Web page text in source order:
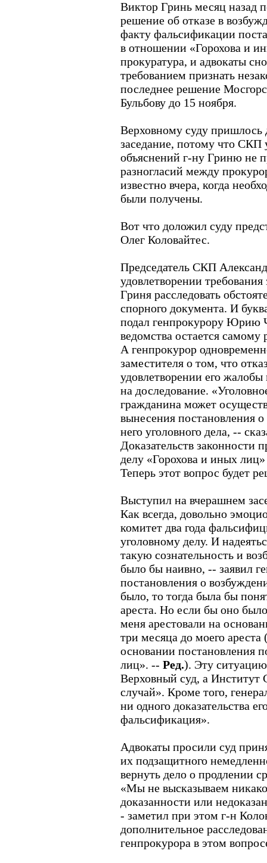
Виктор Гринь месяц назад
решение об отказе в
факту фальсификации
в отношении «Горохова и
прокуратура, и адвокаты
требованием признать
последнее решение
Бульбову до 15 ноября.
Верховному суду пришлось
заседание, потому что
объяснений г-ну Гриню не
разногласий между
известно вчера, когда
были получены.
Вот что доложил суду
Олег Коловайтес.
Председатель СКП
удовлетворении
Гриня расследовать
спорного документа. И
подал генпрокурору Юрию
ведомства остается самому
А генпрокурор
заместителя о том, что
удовлетворении его
на доследование.
гражданина может
вынесения постановления
него уголовного дела, --
Доказательств законности
делу «Горохова и иных
Теперь этот вопрос будет
Выступил на вчерашнем
Как всегда, довольно
комитет два года
уголовному делу. И
такую сознательность и
было бы наивно, -- заявил
постановления о
было, то тогда была бы
ареста. Но если бы оно
меня арестовали на
три месяца до моего ареста
основании постановления
лиц». -- Ред.). Эту
Верховный суд, а Институт
случай». Кроме того,
ни одного доказательства
фальсификация».
Адвокаты просили суд
их подзащитного
вернуть дело о продлении
«Мы не высказываем
доказанности или
- заметил при этом г-н
дополнительное
генпрокурора в этом